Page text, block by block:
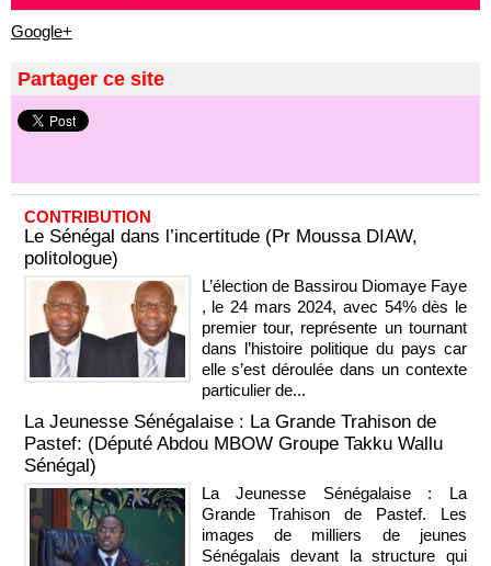
Google+
Partager ce site
CONTRIBUTION
Le Sénégal dans l’incertitude (Pr Moussa DIAW,
politologue)
L’élection de Bassirou Diomaye Faye
, le 24 mars 2024, avec 54% dès le
premier tour, représente un tournant
dans l’histoire politique du pays car
elle s’est déroulée dans un contexte
particulier de...
La Jeunesse Sénégalaise : La Grande Trahison de
Pastef: (Député Abdou MBOW Groupe Takku Wallu
Sénégal)
La Jeunesse Sénégalaise : La
Grande Trahison de Pastef. Les
images de milliers de jeunes
Sénégalais devant la structure qui